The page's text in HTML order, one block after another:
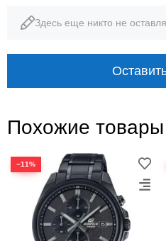
Здесь еще никто не
Похожие товары
−11%